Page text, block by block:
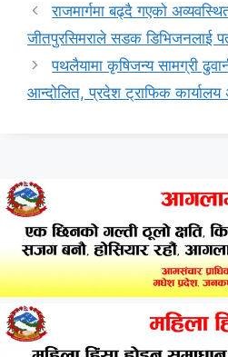
राजमार्गमा बढ्दै गएको
जीतपुरसिमराले सडक डिभिजनलाई
पथलैयामा कृषिजन्य सामग्री
आन्दोलित, प्रदेश ट्राफिक कार्यालय